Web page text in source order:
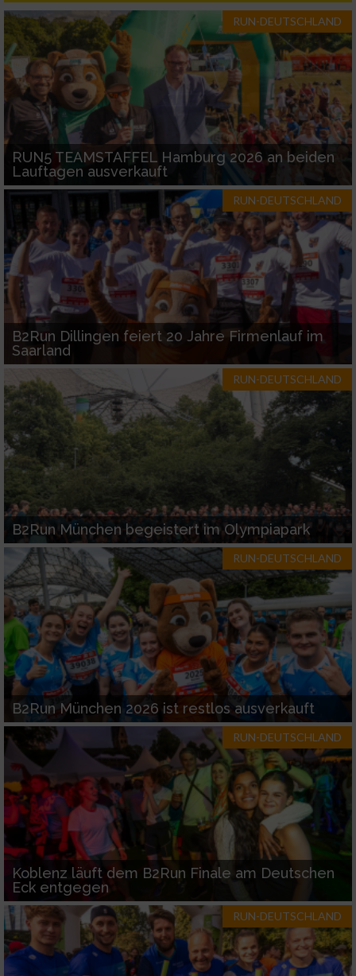
RUN-DEUTSCHLAND
RUN5 TEAMSTAFFEL Hamburg 2026 an beiden
Lauftagen ausverkauft
RUN-DEUTSCHLAND
B2Run Dillingen feiert 20 Jahre Firmenlauf im
Saarland
RUN-DEUTSCHLAND
B2Run München begeistert im Olympiapark
RUN-DEUTSCHLAND
B2Run München 2026 ist restlos ausverkauft
RUN-DEUTSCHLAND
Koblenz läuft dem B2Run Finale am Deutschen
Eck entgegen
RUN-DEUTSCHLAND
Performance
Funktional
Werbung